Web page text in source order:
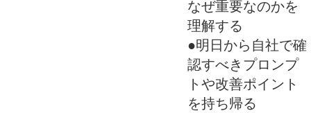
なぜ重要なのかを
理解する
●明日から自社で確
認すべきプロンプ
トや改善ポイント
を持ち帰る